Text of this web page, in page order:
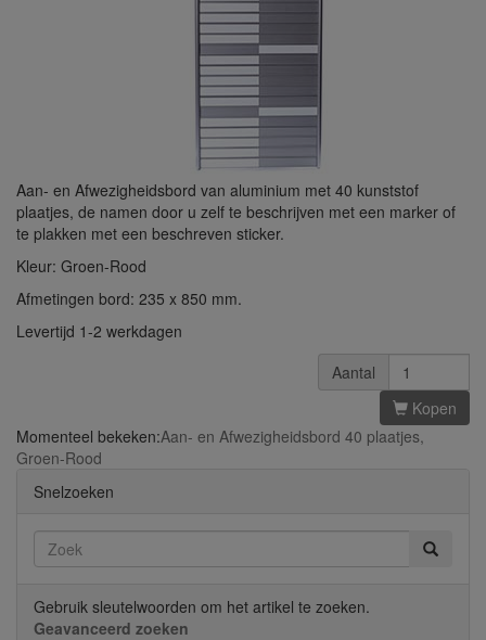
Aan- en Afwezigheidsbord van aluminium met 40 kunststof
plaatjes, de namen door u zelf te beschrijven met een marker of
te plakken met een beschreven sticker.
Kleur: Groen-Rood
Afmetingen bord: 235 x 850 mm.
Levertijd 1-2 werkdagen
Aantal
Kopen
Momenteel bekeken:Aan- en Afwezigheidsbord 40 plaatjes,
Groen-Rood
Snelzoeken
Gebruik sleutelwoorden om het artikel te zoeken.
Geavanceerd zoeken